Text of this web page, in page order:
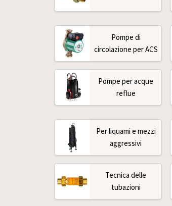
Pompe di
circolazione per ACS
Pompe per acque
reflue
Per liquami e mezzi
aggressivi
Tecnica delle
tubazioni